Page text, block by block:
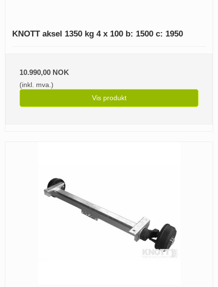
KNOTT aksel 1350 kg 4 x 100 b: 1500 c: 1950
10.990,00 NOK
(inkl. mva.)
Vis produkt